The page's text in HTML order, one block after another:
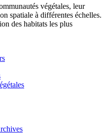
végétales, leur
spatiale à différentes échelles.
des habitats les plus